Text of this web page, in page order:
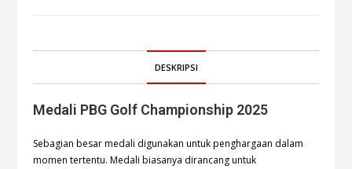
DESKRIPSI
Medali PBG Golf Championship 2025
Sebagian besar medali digunakan untuk penghargaan dalam
momen tertentu. Medali biasanya dirancang untuk